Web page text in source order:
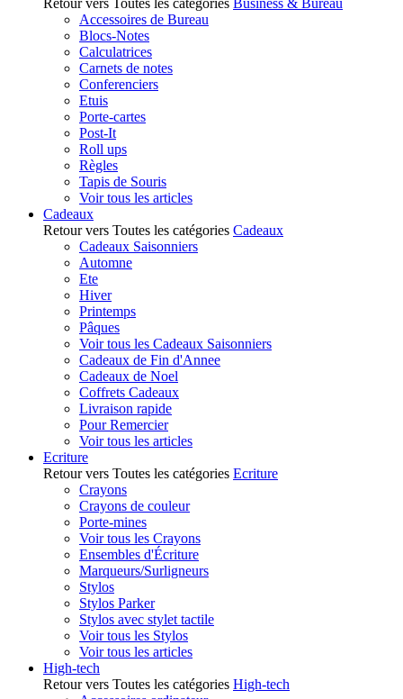
Retour vers Toutes les catégories Business & Bureau
Accessoires de Bureau
Blocs-Notes
Calculatrices
Carnets de notes
Conferenciers
Etuis
Porte-cartes
Post-It
Roll ups
Règles
Tapis de Souris
Voir tous les articles
Cadeaux
Retour vers Toutes les catégories Cadeaux
Cadeaux Saisonniers
Automne
Ete
Hiver
Printemps
Pâques
Voir tous les Cadeaux Saisonniers
Cadeaux de Fin d'Annee
Cadeaux de Noel
Coffrets Cadeaux
Livraison rapide
Pour Remercier
Voir tous les articles
Ecriture
Retour vers Toutes les catégories Ecriture
Crayons
Crayons de couleur
Porte-mines
Voir tous les Crayons
Ensembles d'Écriture
Marqueurs/Surligneurs
Stylos
Stylos Parker
Stylos avec stylet tactile
Voir tous les Stylos
Voir tous les articles
High-tech
Retour vers Toutes les catégories High-tech